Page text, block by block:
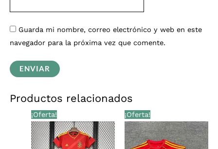
Guarda mi nombre, correo electrónico y web en este
navegador para la próxima vez que comente.
Productos relacionados
¡Oferta!
El
precio
original
era:
€39,00.
precio
actual
es:
€33,99.
¡Oferta!
El
precio
original
era:
€39,00.
precio
actual
es:
€33,99.